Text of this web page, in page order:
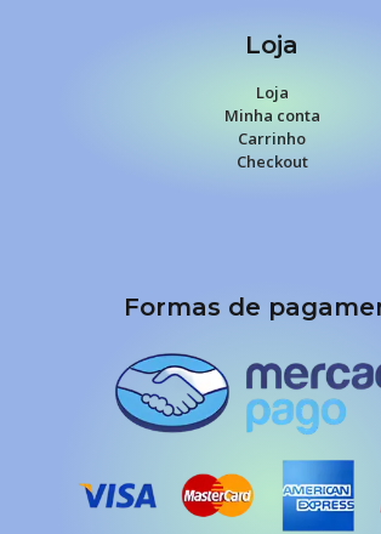
Loja
Loja
Minha conta
Carrinho
Checkout
Formas de